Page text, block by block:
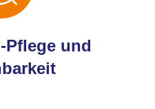
Pflege und